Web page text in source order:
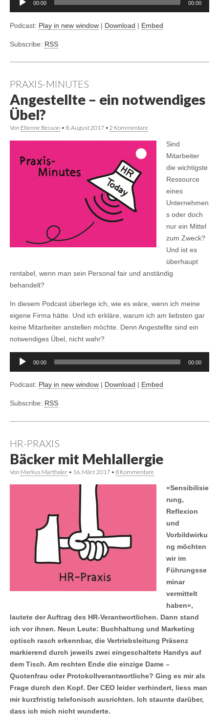
00:00 00:00
Podcast: Play in new window | Download | Embed
Subscribe: RSS
PRAXIS-MINUTES
Angestellte – ein notwendiges
Übel?
Von Etienne Besson • 8. August 2017 • 2 Kommentare
Sind
Mitarbeiter
die wichtigste
Ressource
eines
Unternehmen
s oder doch
nur ein Mittel
zum Zweck?
Und ist es
überhaupt
rentabel, wenn man sein Personal fair und anständig
behandelt?
In diesem Podcast überlege ich, wie es wäre, wenn ich meine
eigene Firma hätte. Und ich erkläre, warum ich am liebsten gar
keine Mitarbeiter anstellen möchte. Denn Angestellte sind ein
notwendiges Übel, nicht wahr?
Audio-
00:00 00:00
Podcast: Play in new window | Download | Embed
Subscribe: RSS
HR-PRAXIS
Bäcker mit Mehlallergie
Von Markus Marthaler • 16. März 2017 • 8 Kommentare
«Sensibilisie
rung,
Reflexion
und
Vorbildwirku
ng möchten
wir im
Führungsse
minar
vermittelt
haben»,
lautete der Auftrag des HR-Verantwortlichen. Dann stand
ich vor ihnen. Neun Leute: Buchhaltung und Marketing
optisch rasch erkennbar, die Vertriebsleitung Präsenz
markierend durch jeweils zwei eingeschaltete Handys auf
dem Tisch. Am rechten Ende die einzige Dame –
Quotenfrau oder Protokollverantwortliche? Ging es mir als
Frage durch den Kopf. Der CEO leider verhindert, liess man
mir kurzfristig telefonisch ausrichten. Ich staunte darüber,
dass ich mich nicht wunderte.